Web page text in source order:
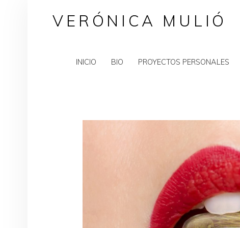
VERÓNICA MULIÓ
INICIO BIO PROYECTOS PERSONALES